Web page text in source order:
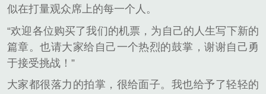
似在打量观众席上的每一个人。
“欢迎各位购买了我们的机票，为自己的人生写下新的
篇章。也请大家给自己一个热烈的鼓掌，谢谢自己勇
于接受挑战！”
大家都很落力的拍掌，很给面子。我也给予了轻轻的